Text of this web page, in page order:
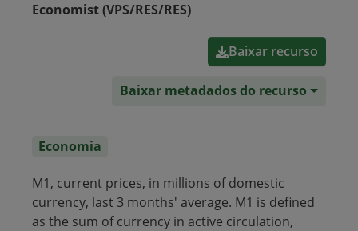
Economist (VPS/RES/RES)
Baixar recurso
Baixar metadados do recurso
Economia
M1, current prices, in millions of domestic
currency, last 3 months' average. M1 is defined
as the sum of currency in active circulation,